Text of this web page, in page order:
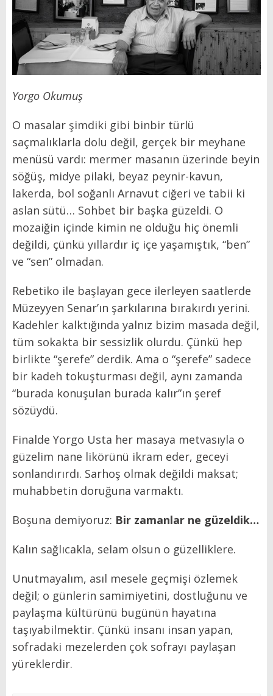
Yorgo Okumuş
O masalar şimdiki gibi binbir türlü
saçmalıklarla dolu değil, gerçek bir meyhane
menüsü vardı: mermer masanın üzerinde beyin
söğüş, midye pilaki, beyaz peynir-kavun,
lakerda, bol soğanlı Arnavut ciğeri ve tabii ki
aslan sütü… Sohbet bir başka güzeldi. O
mozaiğin içinde kimin ne olduğu hiç önemli
değildi, çünkü yıllardır iç içe yaşamıştık, “ben”
ve “sen” olmadan.
Rebetiko ile başlayan gece ilerleyen saatlerde
Müzeyyen Senar’ın şarkılarına bırakırdı yerini.
Kadehler kalktığında yalnız bizim masada değil,
tüm sokakta bir sessizlik olurdu. Çünkü hep
birlikte “şerefe” derdik. Ama o “şerefe” sadece
bir kadeh tokuşturması değil, aynı zamanda
“burada konuşulan burada kalır”ın şeref
sözüydü.
Finalde Yorgo Usta her masaya metvasıyla o
güzelim nane likörünü ikram eder, geceyi
sonlandırırdı. Sarhoş olmak değildi maksat;
muhabbetin doruğuna varmaktı.
Boşuna demiyoruz: Bir zamanlar ne güzeldik…
Kalın sağlıcakla, selam olsun o güzelliklere.
Unutmayalım, asıl mesele geçmişi özlemek
değil; o günlerin samimiyetini, dostluğunu ve
paylaşma kültürünü bugünün hayatına
taşıyabilmektir. Çünkü insanı insan yapan,
sofradaki mezelerden çok sofrayı paylaşan
yüreklerdir.